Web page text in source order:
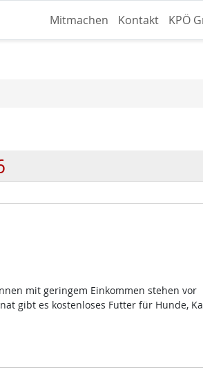
Mitmachen Kontakt KPÖ
mit geringem Einkommen stehen vor
gibt es kostenloses Futter für Hunde,